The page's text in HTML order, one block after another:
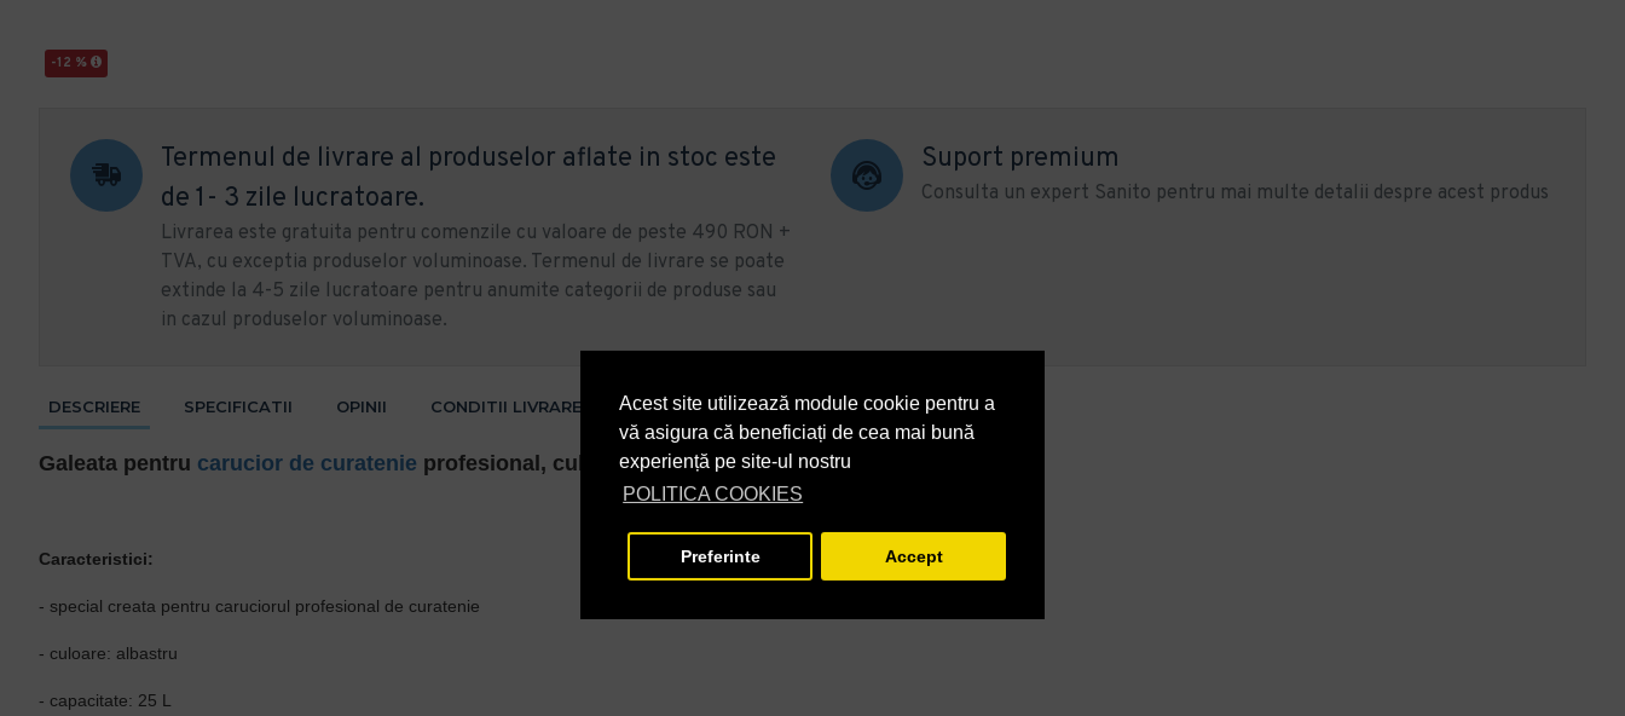
Acest site utilizează module cookie pentru a
vă asigura că beneficiați de cea mai bună
experiență pe site-ul nostru
POLITICA COOKIES
Preferinte Accept
-12 %
Termenul de livrare al produselor aflate in stoc este
de 1- 3 zile lucratoare.
Livrarea este gratuita pentru comenzile cu valoare de peste 490 RON +
TVA, cu exceptia produselor voluminoase. Termenul de livrare se poate
extinde la 4-5 zile lucratoare pentru anumite categorii de produse sau
in cazul produselor voluminoase.
Suport premium
Consulta un expert Sanito pentru mai multe detalii despre acest produs
DESCRIERE SPECIFICATII OPINII CONDITII LIVRARE
Galeata pentru carucior de curatenie profesional, culoare albastra, 25L
Caracteristici:
- special creata pentru caruciorul profesional de curatenie
- culoare: albastru
- capacitate: 25 L